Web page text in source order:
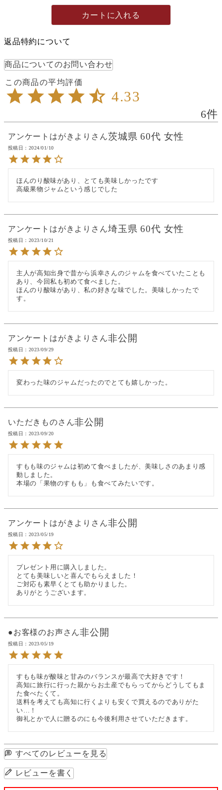
カートに入れる
返品特約について
商品についてのお問い合わせ
4.33
6
アンケートはがきより 茨城県 60代 女性
投稿日 2024/01/10
ほんのり酸味があり、とても美味しかったです
高級果物ジャムという感じでした
アンケートはがきより 埼玉県 60代 女性
投稿日 2023/10/21
主人が高知出身で昔から浜幸さんのジャムを食べていたことも
あり、今回私も初めて食べました。
ほんのり酸味があり、私の好きな味でした。美味しかったで
す。
アンケートはがきより 非公開
投稿日 2023/09/29
変わった味のジャムだったのでとても嬉しかった。
いただきもの 非公開
投稿日 2023/09/20
すもも味のジャムは初めて食べましたが、美味しさのあまり感
動しました。
アンケートはがきより 非公開
投稿日 2023/05/19
プレゼント用に購入しました。
とても美味しいと喜んでもらえました！
ご対応も素早くとても助かりました。
ありがとうございます。
●お客様のお声 非公開
投稿日 2023/05/19
すもも味が酸味と甘みのバランスが最高で大好きです！
高知に旅行に行った親からお土産でもらってからどうしてもま
た食べたくて。
送料を考えても高知に行くよりも安くで買えるのでありがた
い…！
御礼とかで人に贈るのにも今後利用させていただきます。
すべてのレビューを見る
レビューを書く